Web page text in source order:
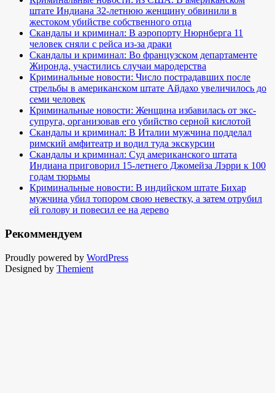
штате Индиана 32-летнюю женщину обвинили в
жестоком убийстве собственного отца
Скандалы и криминал: В аэропорту Нюрнберга 11
человек сняли с рейса из-за драки
Скандалы и криминал: Во французском департаменте
Жиронда, участились случаи мародерства
Криминальные новости: Число пострадавших после
стрельбы в американском штате Айдахо увеличилось до
семи человек
Криминальные новости: Женщина избавилась от экс-
супруга, организовав его убийство серной кислотой
Скандалы и криминал: В Италии мужчина подделал
римский амфитеатр и водил туда экскурсии
Скандалы и криминал: Суд американского штата
Индиана приговорил 15-летнего Джомейза Лэрри к 100
годам тюрьмы
Криминальные новости: В индийском штате Бихар
мужчина убил топором свою невестку, а затем отрубил
ей голову и повесил ее на дерево
Рекоммендуем
Proudly powered by WordPress
Designed by Themient